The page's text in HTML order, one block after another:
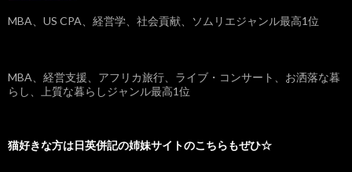
MBA、US CPA、経営学、社会貢献、ソムリエジャンル最高1位
MBA、経営支援、アフリカ旅行、ライブ・コンサート、お洒落な暮
らし、上質な暮らしジャンル最高1位
猫好きな方は日英併記の姉妹サイトのこちらもぜひ☆